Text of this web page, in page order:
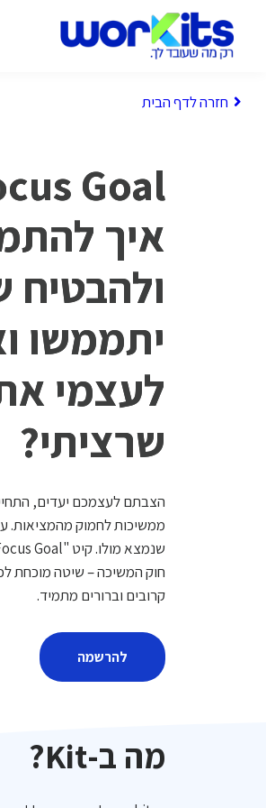
חזרה לדף הבית
Goal"
איך
יתממשו
לעצמי
שרציתי?
הצבתם לעצמכם יעדים,
ממשיכות לחמוק מהמציאות.
חוק המשיכה – שיטה מוכחת
קרובים וברורים מתמיד.
להרשמה
מה ב-Kit?